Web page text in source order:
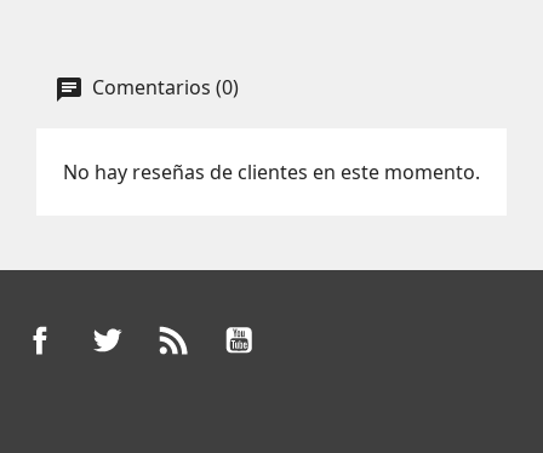
Comentarios (0)
No hay reseñas de clientes en este momento.
FacebookTwitter